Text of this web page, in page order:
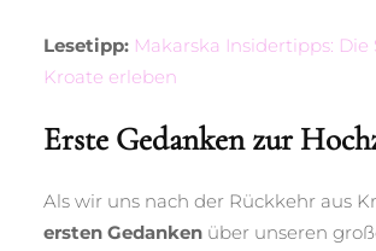
Lesetipp: Makarska Insidertipps:
Kroate erleben
Erste Gedanken zur
Als wir uns nach der Rückkehr aus
ersten Gedanken über unseren